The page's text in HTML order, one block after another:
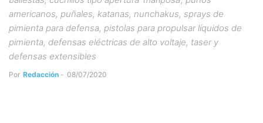
americanos, puñales, katanas, nunchakus, sprays de
pimienta para defensa, pistolas para propulsar líquidos de
pimienta, defensas eléctricas de alto voltaje, taser y
defensas extensibles
Por Redacción - 08/07/2020